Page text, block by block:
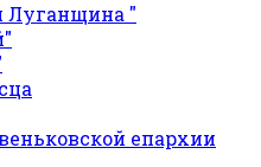
Луганщина "
епархии